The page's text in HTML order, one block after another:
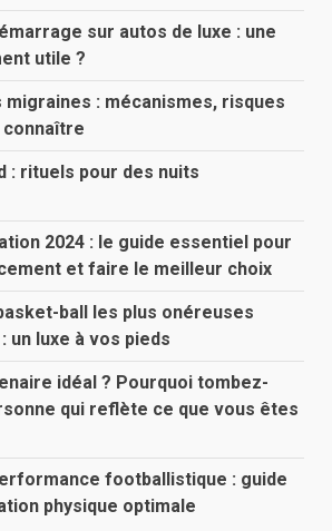
sur autos de luxe : une
utile ?
: mécanismes, risques
: rituels pour des nuits
2024 : le guide essentiel pour
et faire le meilleur choix
ball les plus onéreuses
un luxe à vos pieds
idéal ? Pourquoi tombez-
qui reflète ce que vous êtes
footballistique : guide
physique optimale